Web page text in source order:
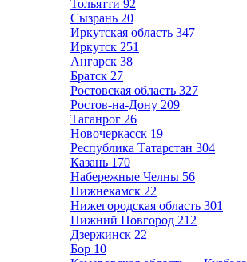
Тольятти 92
Сызрань 20
Иркутская область 347
Иркутск 251
Ангарск 38
Братск 27
Ростовская область 327
Ростов-на-Дону 209
Таганрог 26
Новочеркасск 19
Республика Татарстан 304
Казань 170
Набережные Челны 56
Нижнекамск 22
Нижегородская область 301
Нижний Новгород 212
Дзержинск 22
Бор 10